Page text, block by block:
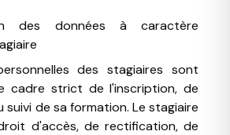
des données à caractère
des stagiaires sont
cadre strict de l'inscription, de
suivi de sa formation. Le stagiaire
d'accès, de rectification, de